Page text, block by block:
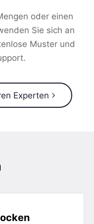
oder einen
Sie sich an
Muster und
Experten